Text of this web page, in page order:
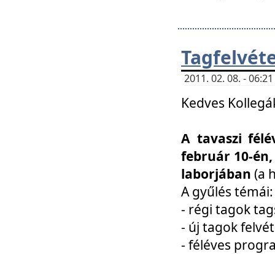
2011. 02. 08. -
Kedves
A tavaszi
február 10-
laborjában (a
A gyűlés témái:
- régi tagok
- új tagok
- féléves